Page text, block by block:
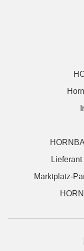
Marktplatz-